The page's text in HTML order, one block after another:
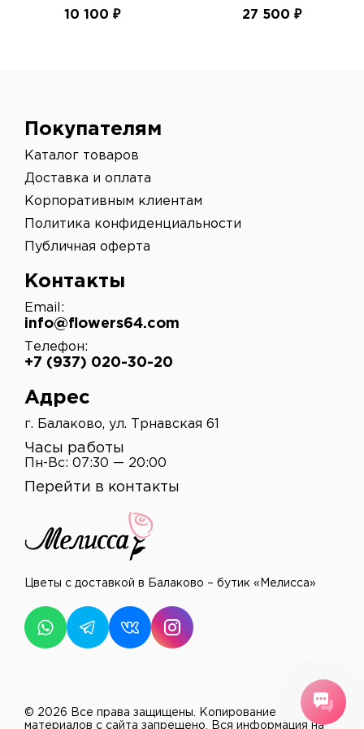
время доставки – 3 часа. Также возможна
еще раз адрес и подходящее время доставки.
10 100 ₽ 27 500 ₽
Цветы с доставкой в Балаково – бутик «Мелисса»
Покупателям
Каталог товаров
Доставка и оплата
Корпоративным клиентам
Политика конфиденциальности
Публичная оферта
Контакты
Email:
info@flowers64.com
Телефон:
+7 (937) 020-30-20
Адрес
г. Балаково, ул. Трнавская 61
Часы работы
Пн-Вс: 07:30 — 20:00
Перейти в контакты
© 2026 Все права защищены.
Копирование
материалов с сайта запрещено. Вся информация на